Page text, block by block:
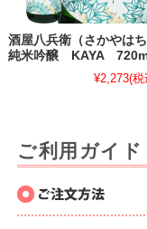
酒屋八兵衛（さかやは
純米吟醸 KAYA
¥2,273(税
ご利用ガイド